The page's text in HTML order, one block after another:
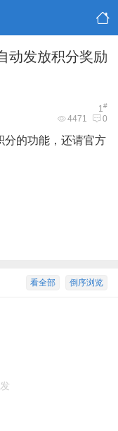
动发放积分奖励
1#
4471 0
分的功能，还请官方
倒序浏览
看全部